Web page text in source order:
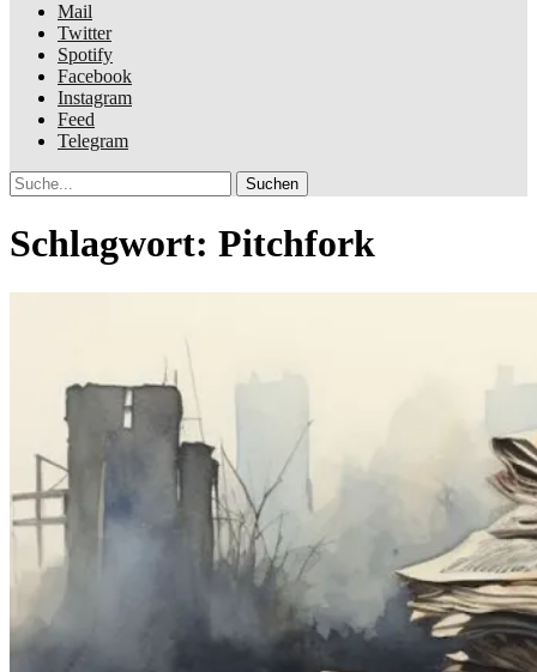
Mail
Twitter
Spotify
Facebook
Instagram
Feed
Telegram
Suche
Schlagwort: Pitchfork